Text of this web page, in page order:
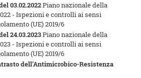
03.02.2022Piano nazionale della
- Ispezioni e controlli ai sensi
(UE) 2019/6
24.03.2023Piano nazionale della
- Ispezioni e controlli ai sensi
(UE) 2019/6
dell’Antimicrobico-Resistenza